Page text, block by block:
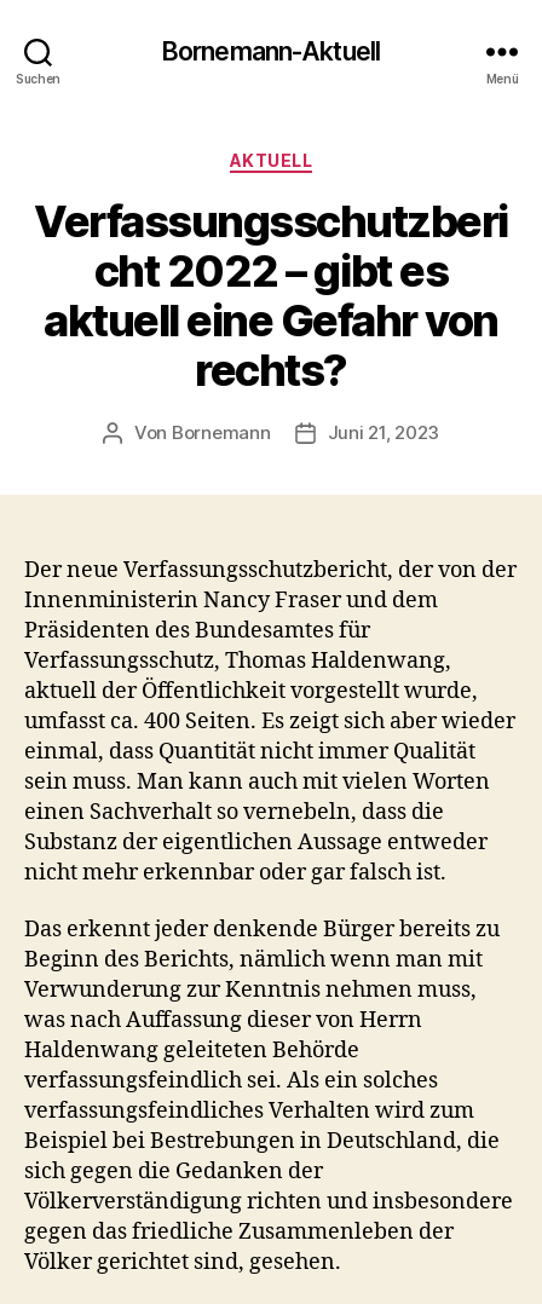
Suchen
Bornemann-Aktuell
Menü
Kategorien
AKTUELL
Verfassungsschutzberi
cht 2022 – gibt es
aktuell eine Gefahr von
rechts?
Beitragsautor
Von Bornemann Veröffentlichungsdatum
Juni 21, 2023
Der neue Verfassungsschutzbericht, der von der
Innenministerin Nancy Fraser und dem
Präsidenten des Bundesamtes für
Verfassungsschutz, Thomas Haldenwang,
aktuell der Öffentlichkeit vorgestellt wurde,
umfasst ca. 400 Seiten. Es zeigt sich aber wieder
einmal, dass Quantität nicht immer Qualität
sein muss. Man kann auch mit vielen Worten
einen Sachverhalt so vernebeln, dass die
Substanz der eigentlichen Aussage entweder
nicht mehr erkennbar oder gar falsch ist.
Das erkennt jeder denkende Bürger bereits zu
Beginn des Berichts, nämlich wenn man mit
Verwunderung zur Kenntnis nehmen muss,
was nach Auffassung dieser von Herrn
Haldenwang geleiteten Behörde
verfassungsfeindlich sei. Als ein solches
verfassungsfeindliches Verhalten wird zum
Beispiel bei Bestrebungen in Deutschland, die
sich gegen die Gedanken der
Völkerverständigung richten und insbesondere
gegen das friedliche Zusammenleben der
Völker gerichtet sind, gesehen.